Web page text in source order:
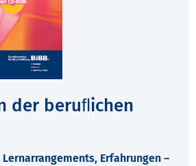
der beruﬂichen
Erfahrungen –